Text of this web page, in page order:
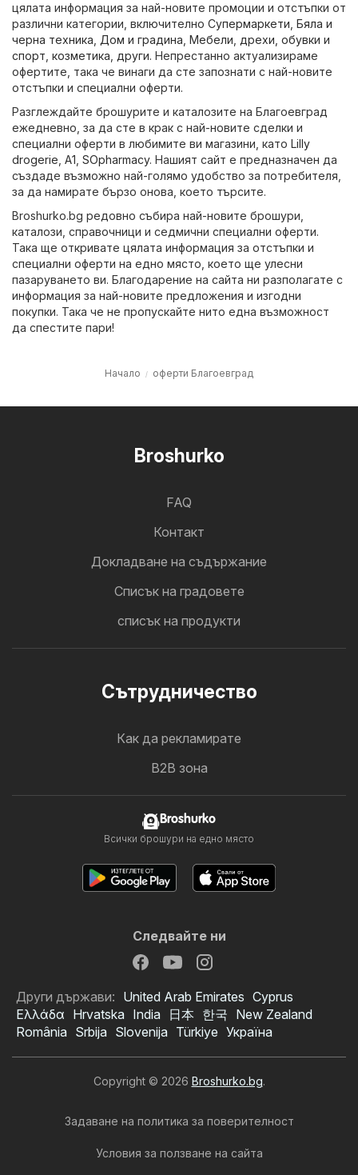
цялата информация за най-новите промоции и отстъпки от
различни категории, включително Супермаркети Бяла и
черна техника Дом и градина Мебели дрехи, обувки и
спорт козметика други. Непрестанно актуализираме
офертите, така че винаги да сте запознати с най-новите
отстъпки и специални оферти.
Разглеждайте брошурите и каталозите на Благоевград
ежедневно, за да сте в крак с най-новите сделки и
специални оферти в любимите ви магазини, като Lilly
drogerie A1 SOpharmacy. Нашият сайт е предназначен да
създаде възможно най-голямо удобство за потребителя,
за да намирате бързо онова, което търсите.
Broshurko.bg редовно събира най-новите брошури,
каталози, справочници и седмични специални оферти.
Така ще откривате цялата информация за отстъпки и
специални оферти на едно място, което ще улесни
пазаруването ви. Благодарение на сайта ни разполагате с
информация за най-новите предложения и изгодни
покупки. Така че не пропускайте нито една възможност
да спестите пари!
Начало оферти Благоевград
Broshurko
FAQ
Контакт
Докладване на съдържание
Cписък на градовете
списък на продукти
Cътрудничество
Как да рекламирате
B2B зона
Broshurko
Всички брошури на едно място
Следвайте ни
Други държави: United Arab Emirates Cyprus
Ελλάδα Hrvatska India 日本 한국 New Zealand
România Srbija Slovenija Türkiye Україна
Copyright © 2026 Broshurko.bg.
Задаване на политика за поверителност
Условия за ползване на сайта